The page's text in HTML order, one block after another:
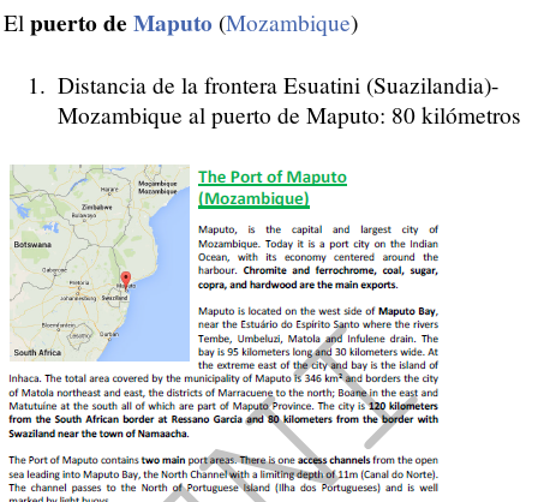
El puerto de Maputo (Mozambique)
Distancia de la frontera Esuatini (Suazilandia)-
Mozambique al puerto de Maputo: 80 kilómetros